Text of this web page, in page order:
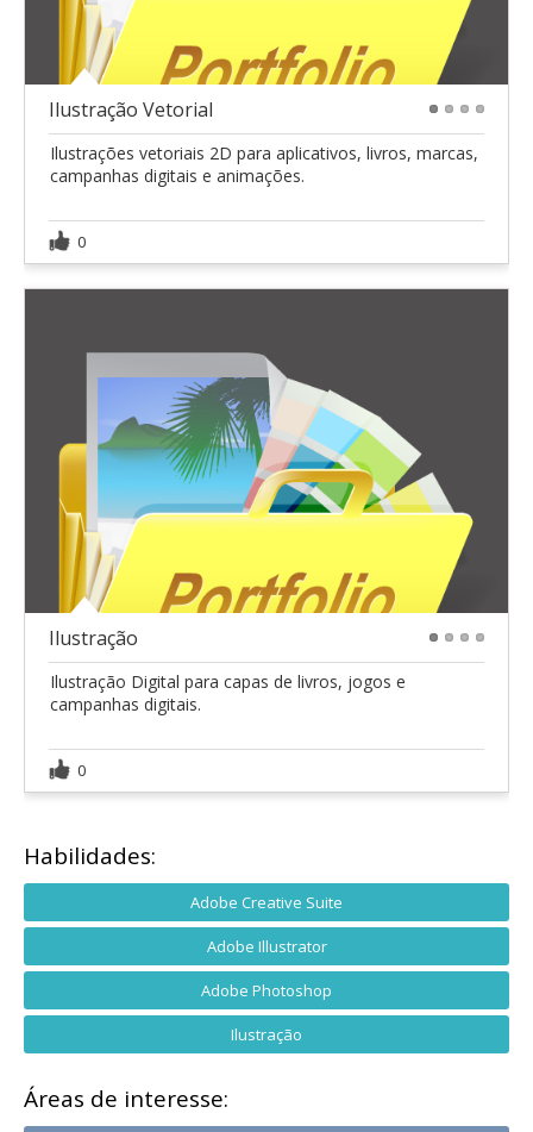
Ilustração Vetorial
Ilustrações vetoriais 2D para aplicativos, livros, marcas,
campanhas digitais e animações.
0
Ilustração
Ilustração Digital para capas de livros, jogos e
campanhas digitais.
0
Habilidades:
Adobe Creative Suite
Adobe Illustrator
Adobe Photoshop
Ilustração
Áreas de interesse: